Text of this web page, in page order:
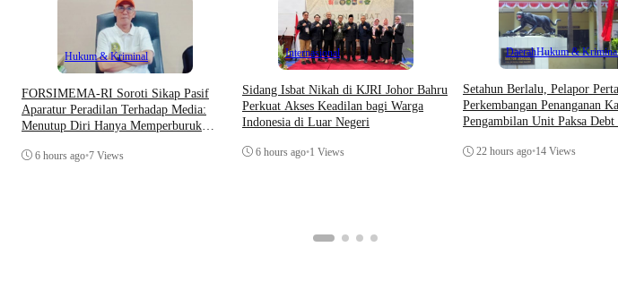
Hukum & Kriminal
​FORSIMEMA-RI Soroti Sikap Pasif
Aparatur Peradilan Terhadap Media:
Menutup Diri Hanya Memperburuk
6 hours ago•7 Views
Internasional
Sidang Isbat Nikah di KJRI Johor Bahru
Perkuat Akses Keadilan bagi Warga
Indonesia di Luar Negeri
6 hours ago•1 Views
DaerahHukum &
Setahun Berlalu, Pelapor
Perkembangan Penanganan
Pengambilan Unit Paksa Debt
22 hours ago•14 Views